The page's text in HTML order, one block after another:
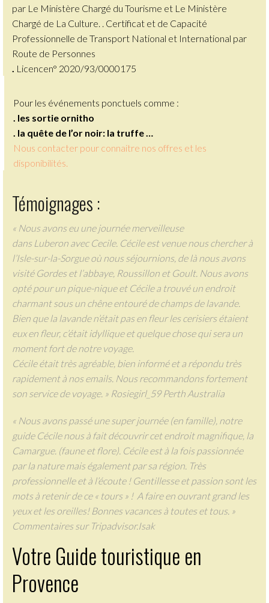
par Le Ministère Chargé du Tourisme et Le Ministère
Chargé de La Culture. . Certificat et de Capacité
Professionnelle de Transport National et International par
Route de Personnes
. Licencen° 2020/93/0000175
Pour les événements ponctuels comme :
. les sortie ornitho
. la quête de l’or noir: la truffe …
Nous contacter pour connaitre nos offres et les
disponibilités.
Témoignages :
« Nous avons eu une journée merveilleuse
dans Luberon avec Cecile. Cécile est venue nous chercher à
l’Isle-sur-la-Sorgue où nous séjournions, de là nous avons
visité Gordes et l’abbaye, Roussillon et Goult. Nous avons
opté pour un pique-nique et Cécile a trouvé un endroit
charmant sous un chêne entouré de champs de lavande.
Bien que la lavande n’était pas en fleur les cerisiers étaient
eux en fleur, c’était idyllique et quelque chose qui sera un
moment fort de notre voyage.
Cécile était très agréable, bien informé et a répondu très
rapidement à nos emails. Nous recommandons fortement
son service de voyage. » Rosiegirl_59 Perth Australia
« Nous avons passé une super journée (en famille), notre
guide Cécile nous à fait découvrir cet endroit magnifique, la
Camargue. (faune et flore). Cécile est à la fois passionnée
par la nature mais également par sa région. Très
professionnelle et à l’écoute ! Gentillesse et passion sont les
mots à retenir de ce « tours » ! A faire en ouvrant grand les
yeux et les oreilles! Bonnes vacances à toutes et tous. »
Commentaires sur Tripadvisor.Isak
Votre Guide touristique en
Provence